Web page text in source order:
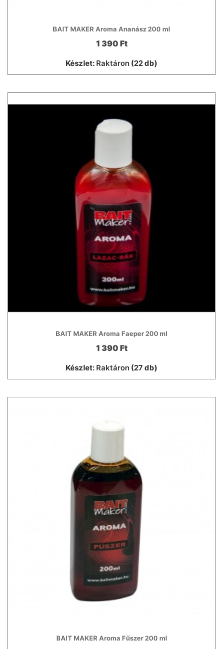
BAIT MAKER Aroma Ananász 200 ml
1 390 Ft
Készlet: Raktáron (22 db)
BAIT MAKER Aroma Faeper 200 ml
1 390 Ft
Készlet: Raktáron (27 db)
BAIT MAKER Aroma Fűszer 200 ml